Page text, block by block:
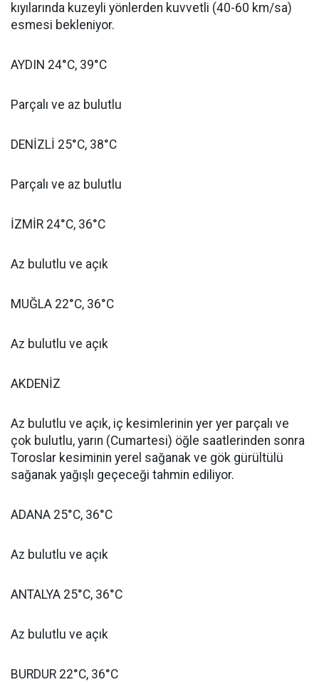
kıyılarında kuzeyli yönlerden kuvvetli (40-60 km/sa)
esmesi bekleniyor.
AYDIN 24°C, 39°C
Parçalı ve az bulutlu
DENİZLİ 25°C, 38°C
Parçalı ve az bulutlu
İZMİR 24°C, 36°C
Az bulutlu ve açık
MUĞLA 22°C, 36°C
Az bulutlu ve açık
AKDENİZ
Az bulutlu ve açık, iç kesimlerinin yer yer parçalı ve
çok bulutlu, yarın (Cumartesi) öğle saatlerinden sonra
Toroslar kesiminin yerel sağanak ve gök gürültülü
sağanak yağışlı geçeceği tahmin ediliyor.
ADANA 25°C, 36°C
Az bulutlu ve açık
ANTALYA 25°C, 36°C
Az bulutlu ve açık
BURDUR 22°C, 36°C